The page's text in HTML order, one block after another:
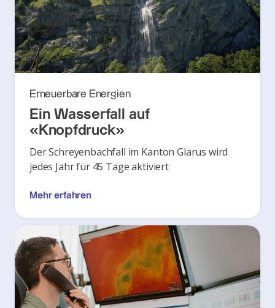
Erneuerbare Energien
Ein Wasserfall auf
«Knopfdruck»
Der Schreyenbachfall im Kanton Glarus wird
jedes Jahr für 45 Tage aktiviert
Mehr erfahren